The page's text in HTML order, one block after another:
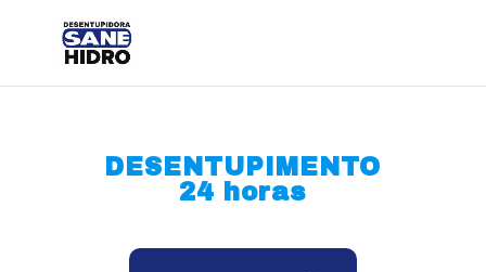
DESENTUPIMENTO
24 horas